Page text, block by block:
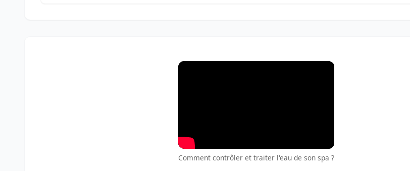
Comment contrôler et traiter l'eau de son spa ?